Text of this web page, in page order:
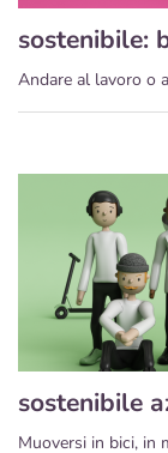
sostenibile:
Andare al lavoro o
sostenibile
Muoversi in bici, in